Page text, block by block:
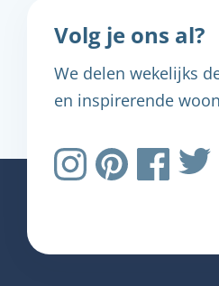
Volg je ons al?
We delen wekelijks
en inspirerende